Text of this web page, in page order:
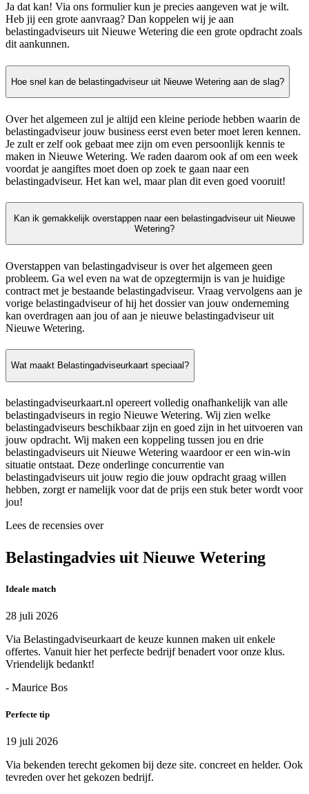
Ja dat kan! Via ons formulier kun je precies aangeven wat je wilt.
Heb jij een grote aanvraag? Dan koppelen wij je aan
belastingadviseurs uit Nieuwe Wetering die een grote opdracht zoals
dit aankunnen.
Hoe snel kan de belastingadviseur uit Nieuwe Wetering aan de slag?
Over het algemeen zul je altijd een kleine periode hebben waarin de
belastingadviseur jouw business eerst even beter moet leren kennen.
Je zult er zelf ook gebaat mee zijn om even persoonlijk kennis te
maken in Nieuwe Wetering. We raden daarom ook af om een week
voordat je aangiftes moet doen op zoek te gaan naar een
belastingadviseur. Het kan wel, maar plan dit even goed vooruit!
Kan ik gemakkelijk overstappen naar een belastingadviseur uit Nieuwe
Wetering?
Overstappen van belastingadviseur is over het algemeen geen
probleem. Ga wel even na wat de opzegtermijn is van je huidige
contract met je bestaande belastingadviseur. Vraag vervolgens aan je
vorige belastingadviseur of hij het dossier van jouw onderneming
kan overdragen aan jou of aan je nieuwe belastingadviseur uit
Nieuwe Wetering.
Wat maakt Belastingadviseurkaart speciaal?
belastingadviseurkaart.nl opereert volledig onafhankelijk van alle
belastingadviseurs in regio Nieuwe Wetering. Wij zien welke
belastingadviseurs beschikbaar zijn en goed zijn in het uitvoeren van
jouw opdracht. Wij maken een koppeling tussen jou en drie
belastingadviseurs uit Nieuwe Wetering waardoor er een win-win
situatie ontstaat. Deze onderlinge concurrentie van
belastingadviseurs uit jouw regio die jouw opdracht graag willen
hebben, zorgt er namelijk voor dat de prijs een stuk beter wordt voor
jou!
Lees de recensies over
Belastingadvies uit Nieuwe Wetering
Ideale match
28 juli 2026
Via Belastingadviseurkaart de keuze kunnen maken uit enkele
offertes. Vanuit hier het perfecte bedrijf benadert voor onze klus.
Vriendelijk bedankt!
- Maurice Bos
Perfecte tip
19 juli 2026
Via bekenden terecht gekomen bij deze site. concreet en helder. Ook
tevreden over het gekozen bedrijf.